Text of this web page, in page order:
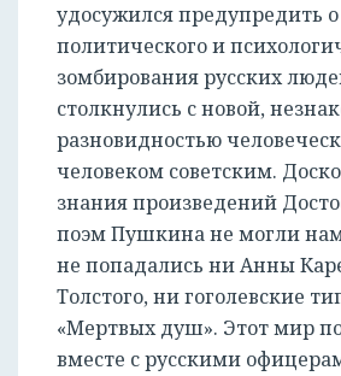
удосужился предупредить
политического и
зомбирования русских
столкнулись с новой,
разновидностью
человеком советским.
знания произведений
поэм Пушкина не могли
не попадались ни Анны
Толстого, ни гоголевские
«Мертвых душ». Этот мир
вместе с русскими